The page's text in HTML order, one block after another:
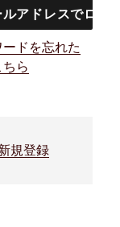
ドを忘れた
ら
規登録